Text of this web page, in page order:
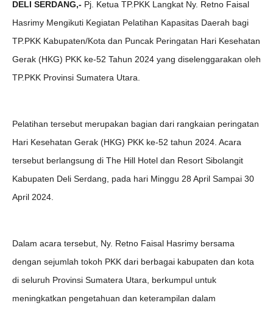
DELI SERDANG,- Pj. Ketua TP.PKK Langkat Ny. Retno Faisal
Hasrimy Mengikuti Kegiatan Pelatihan Kapasitas Daerah bagi
TP.PKK Kabupaten/Kota dan Puncak Peringatan Hari Kesehatan
Gerak (HKG) PKK ke-52 Tahun 2024 yang diselenggarakan oleh
TP.PKK Provinsi Sumatera Utara.
Pelatihan tersebut merupakan bagian dari rangkaian peringatan
Hari Kesehatan Gerak (HKG) PKK ke-52 tahun 2024. Acara
tersebut berlangsung di The Hill Hotel dan Resort Sibolangit
Kabupaten Deli Serdang, pada hari Minggu 28 April Sampai 30
April 2024.
Dalam acara tersebut, Ny. Retno Faisal Hasrimy bersama
dengan sejumlah tokoh PKK dari berbagai kabupaten dan kota
di seluruh Provinsi Sumatera Utara, berkumpul untuk
meningkatkan pengetahuan dan keterampilan dalam